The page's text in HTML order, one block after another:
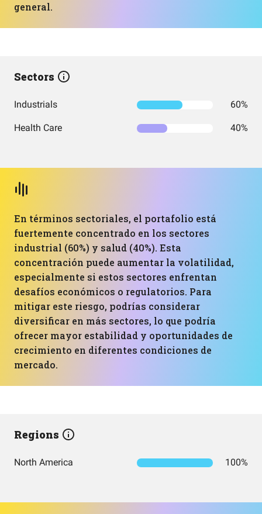
general.
Sectors
Industrials 60%
Health Care 40%
En términos sectoriales, el portafolio está
fuertemente concentrado en los sectores
industrial (60%) y salud (40%). Esta
concentración puede aumentar la volatilidad,
especialmente si estos sectores enfrentan
desafíos económicos o regulatorios. Para
mitigar este riesgo, podrías considerar
diversificar en más sectores, lo que podría
ofrecer mayor estabilidad y oportunidades de
crecimiento en diferentes condiciones de
mercado.
Regions
North America 100%